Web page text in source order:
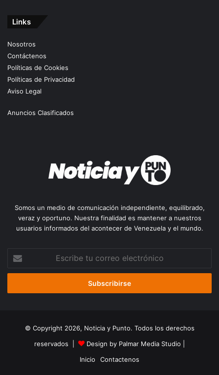
Links
Nosotros
Contáctenos
Políticas de Cookies
Políticas de Privacidad
Aviso Legal
Anuncios Clasificados
Somos un medio de comunicación independiente, equilibrado,
veraz y oportuno. Nuestra finalidad es mantener a nuestros
usuarios informados del acontecer de Venezuela y el mundo.
correo
© Copyright 2026, Noticia y Punto. Todos los derechos
reservados |
Design by Palmar Media Studio
Inicio
Contactenos